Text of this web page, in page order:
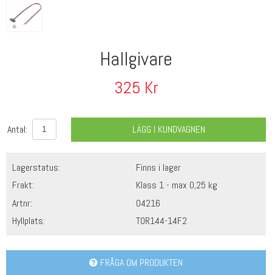
Hallgivare
325 Kr
Antal: LÄGG I KUNDVAGNEN
Lagerstatus:
Finns i lager
Frakt:
Klass 1 - max 0,25 kg
Artnr:
04216
Hyllplats:
TOR144-14F2
FRÅGA OM PRODUKTEN